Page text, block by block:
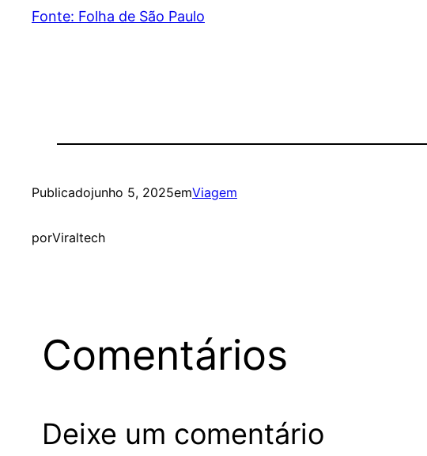
Fonte: Folha de São Paulo
Publicadojunho 5, 2025emViagem
porViraltech
Comentários
Deixe um comentário